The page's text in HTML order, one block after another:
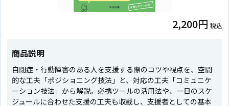
2,200円 税込
商品説明
自閉症・行動障害のある人を支援する際のコツや視点を、空間
的な工夫「ポジショニング技法」と、対応の工夫「コミュニケ
ーション技法」から解説。必携ツールの活用法や、一日のスケ
ジュールに合わせた支援の工夫も収載し、支援者としての基本